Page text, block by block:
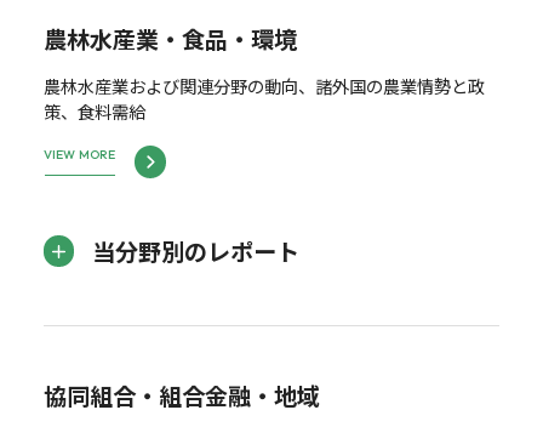
農林水産業・食品・環境
農林水産業および関連分野の動向、諸外国の農業情勢と政
策、食料需給
VIEW MORE
当分野別のレポート
協同組合・組合金融・地域